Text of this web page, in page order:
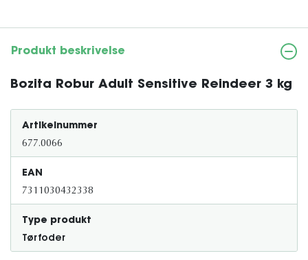
Produkt beskrivelse
Bozita Robur Adult Sensitive Reindeer 3 kg
Artikelnummer
677.0066
EAN
7311030432338
Type produkt
Tørfoder